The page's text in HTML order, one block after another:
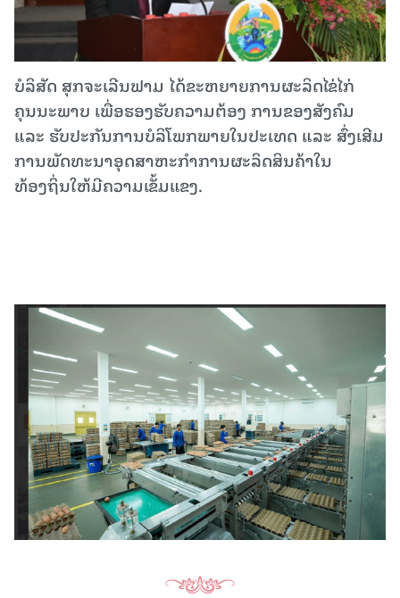
ບໍລິສັດ ສຸກຈະເລີນຟາມ ໄດ້ຂະຫຍາຍການຜະລິດໄຂ່ໄກ່
ຄຸນນະພາບ ເພື່ອຮອງຮັບຄວາມຕ້ອງ ການຂອງສັງຄົມ
ແລະ ຮັບປະກັນການບໍລິໂພກພາຍໃນປະເທດ ແລະ ສົ່ງເສີມ
ການພັດທະນາອຸດສາຫະກໍາການຜະລິດສິນຄ້າໃນ
ທ້ອງຖິ່ນໃຫ້ມີຄວາມເຂັ້ມແຂງ.